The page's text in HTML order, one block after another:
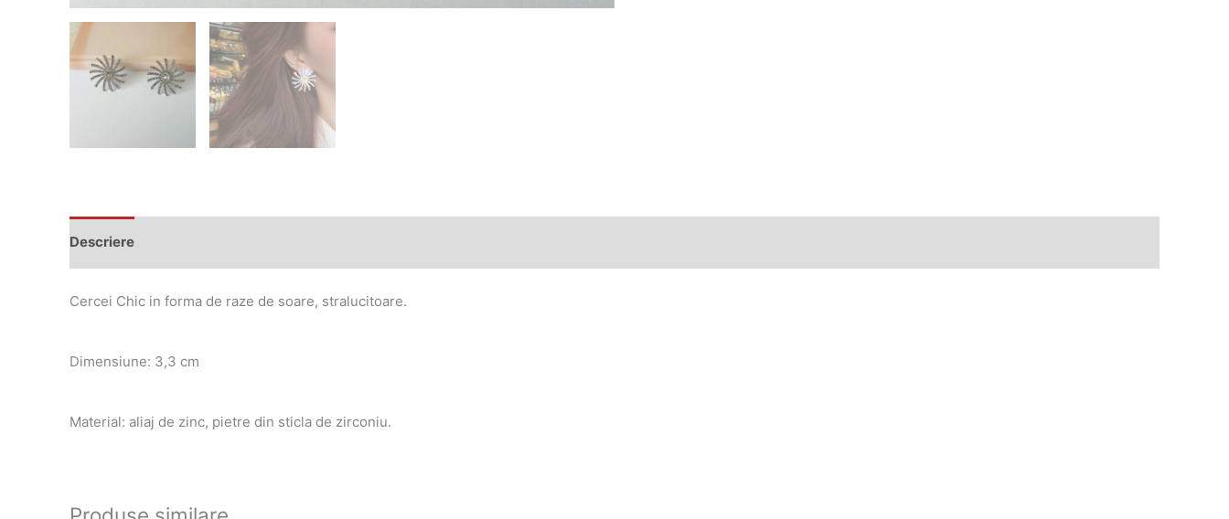
Descriere
Cercei Chic in forma de raze de soare, stralucitoare.
Dimensiune: 3,3 cm
Material: aliaj de zinc, pietre din sticla de zirconiu.